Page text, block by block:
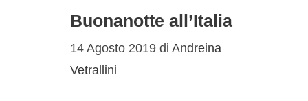
Buonanotte all’Italia
14 Agosto 2019 diAndreina
Vetrallini